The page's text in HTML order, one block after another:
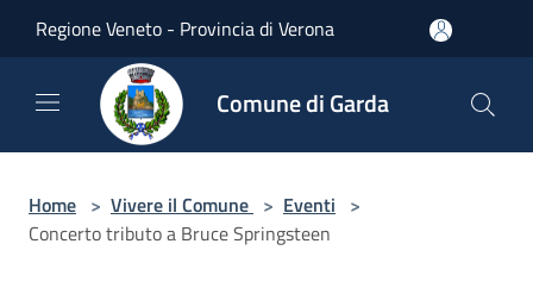
Regione Veneto - Provincia di Verona
Comune di Garda
Home > Vivere il Comune > Eventi >
Concerto tributo a Bruce Springsteen